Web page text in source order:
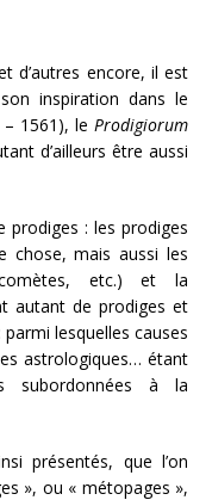
d’autres encore, il est
inspiration dans le
1561), le Prodigiorum
d’ailleurs être aussi
: les prodiges
chose, mais aussi les
comètes, etc.) et la
autant de prodiges et
lesquelles causes
astrologiques… étant
subordonnées à la
présentés, que l’on
», ou « métopages »,